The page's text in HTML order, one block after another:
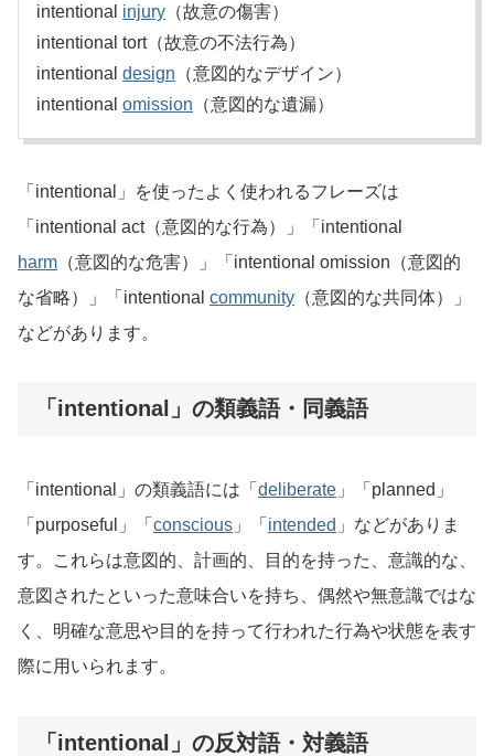
intentional injury （故意の傷害）
intentional tort（故意の不法行為）
intentional design （意図的なデザイン）
intentional omission （意図的な遺漏）
「intentional」を使ったよく使われるフレーズは
「intentional act（意図的な行為）」「intentional
harm （意図的な危害）」「intentional omission（意図的
な省略）」「intentional community （意図的な共同体）」
などがあります。
「intentional」の類義語・同義語
「intentional」の類義語には「 deliberate 」「planned」
「purposeful」「 conscious 」「 intended 」などがありま
す。これらは意図的、計画的、目的を持った、意識的な、
意図されたといった意味合いを持ち、偶然や無意識ではな
く、明確な意思や目的を持って行われた行為や状態を表す
際に用いられます。
「intentional」の反対語・対義語